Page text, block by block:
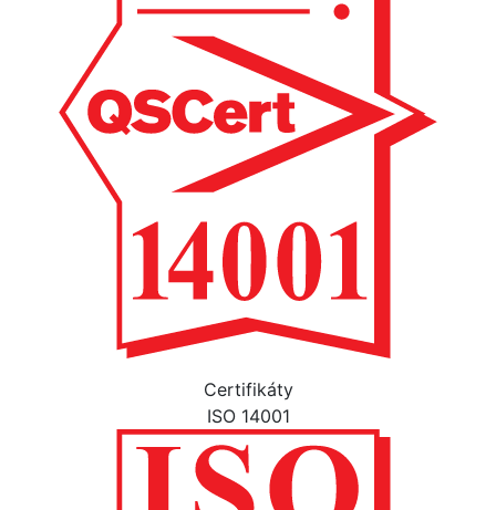
Certifikáty
ISO 14001